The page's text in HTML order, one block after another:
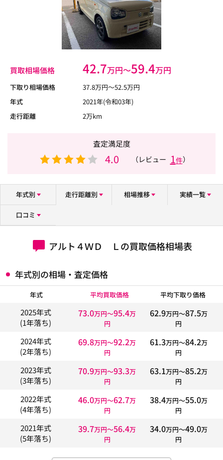
買取相場価格 42.7万円〜59.4万円
下取り相場価格 37.8万円〜52.5万円
年式
2021年(令和03年)
走行距離
2万km
査定満足度
4.0 （レビュー 1件）
年式別 走行距離別 相場推移 実績一覧
口コミ
アルト４ＷＤ Ｌの買取価格相場表
年式別の相場・査定価格
年式 平均買取価格 平均下取り価格
2025年式
(1年落ち)
73.0万円〜95.4万
円
62.9万円〜87.5万
円
2024年式
(2年落ち)
69.8万円〜92.2万
円
61.3万円〜84.2万
円
2023年式
(3年落ち)
70.9万円〜93.3万
円
63.1万円〜85.2万
円
2022年式
(4年落ち)
46.0万円〜62.7万
円
38.4万円〜55.0万
円
2021年式
(5年落ち)
39.7万円〜56.4万
円
34.0万円〜49.0万
円